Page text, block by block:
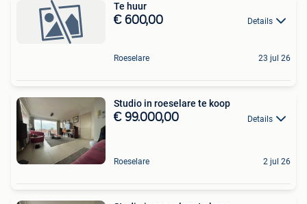
Te huur
€ 600,00 Details
Roeselare 23 jul 26
Studio in roeselare te koop
€ 99.000,00 Details
Roeselare 2 jul 26